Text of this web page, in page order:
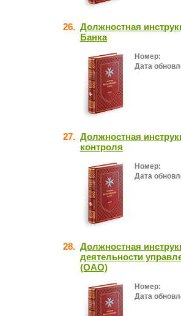
26. Должностная
Банка
Номер:
Дата
27. Должностная
контроля
Номер:
Дата
28. Должностная
деятельности
(ОАО)
Номер:
Дата